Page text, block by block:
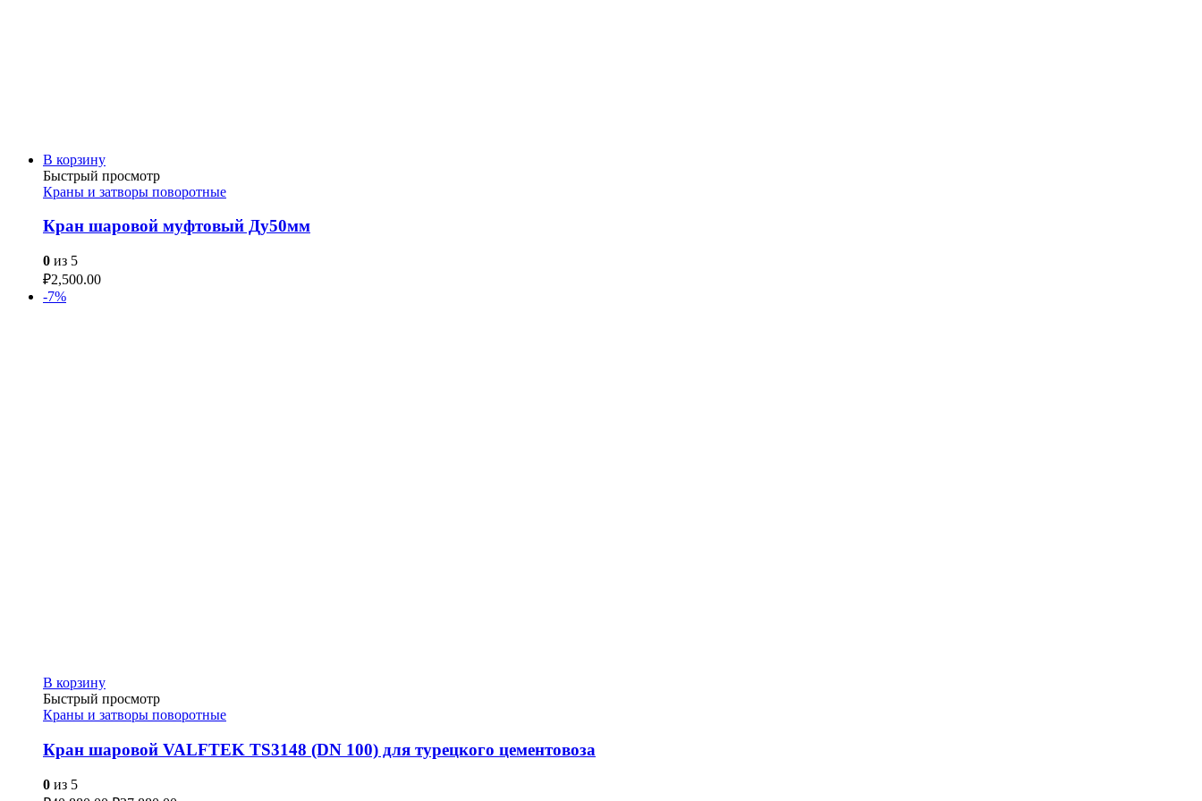
В корзину
Быстрый просмотр
Краны и затворы поворотные
Кран шаровой муфтовый Ду50мм
0 из 5
₽2,500.00
-7%
В корзину
Быстрый просмотр
Краны и затворы поворотные
Кран шаровой VALFTEK TS3148 (DN 100) для турецкого цементовоза
0 из 5